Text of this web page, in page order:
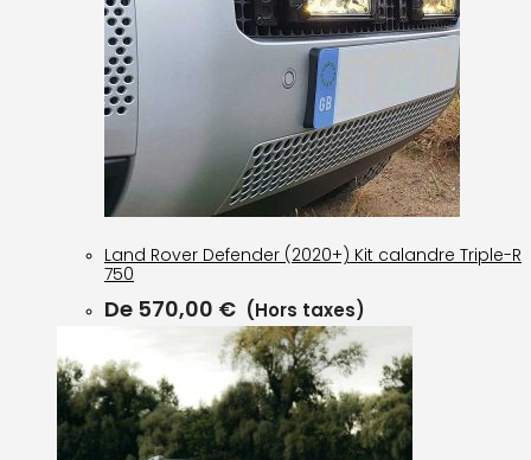
Land Rover Defender (2020+) Kit calandre Triple-R
750
De 570,00 € (Hors taxes)